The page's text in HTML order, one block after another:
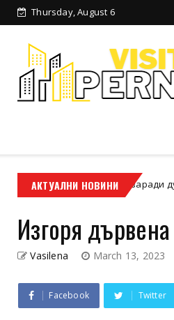
Thursday, August 6
АКТУАЛНИ НОВИНИ
дизайн заради дубайските
Изгоря
Vasilena March 13, 2023
Facebook Twitter